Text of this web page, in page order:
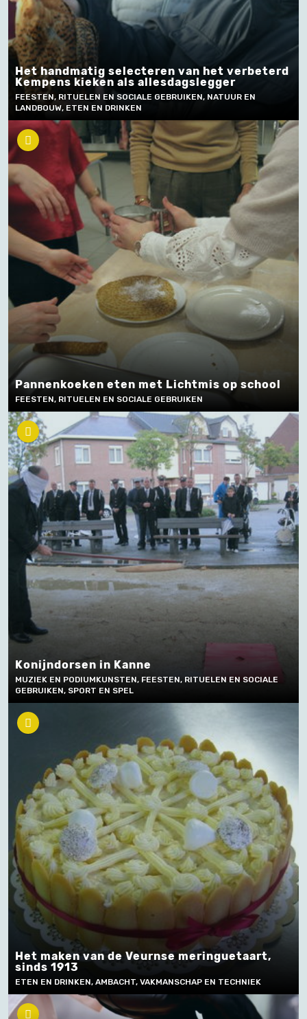
Het handmatig selecteren van het verbeterd
Kempens kieken als allesdagslegger
FEESTEN, RITUELEN EN SOCIALE GEBRUIKEN, NATUUR EN
LANDBOUW, ETEN EN DRINKEN
Pannenkoeken eten met Lichtmis op school
FEESTEN, RITUELEN EN SOCIALE GEBRUIKEN
Konijndorsen in Kanne
MUZIEK EN PODIUMKUNSTEN, FEESTEN, RITUELEN EN SOCIALE
GEBRUIKEN, SPORT EN SPEL
Het maken van de Veurnse meringuetaart,
sinds 1913
ETEN EN DRINKEN, AMBACHT, VAKMANSCHAP EN TECHNIEK